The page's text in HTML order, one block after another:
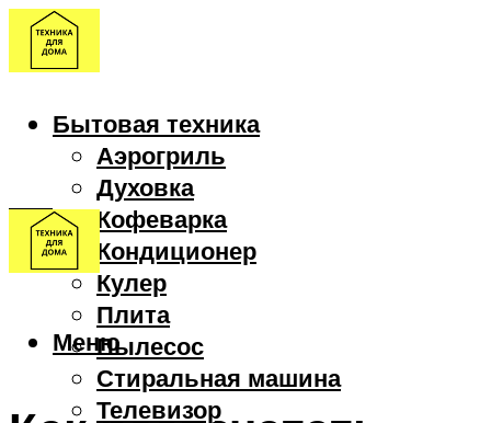
Бытовая техника
Аэрогриль
Духовка
Кофеварка
Кондиционер
Кулер
Плита
Пылесос
Стиральная машина
Телевизор
Меню